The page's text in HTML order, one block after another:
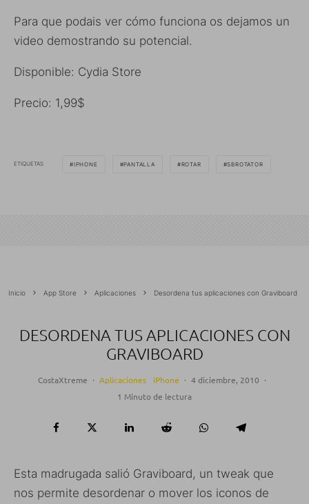
Para que podais ver cómo funciona os dejamos un
video demostrando su potencial.
Disponible: Cydia Store
Precio: 1,99$
ETIQUETAS IPHONE PANTALLA ROTAR SBROTATOR
Inicio App Store Aplicaciones Desordena tus aplicaciones con Graviboard
DESORDENA TUS APLICACIONES CON
GRAVIBOARD
CostaXtreme · Aplicaciones iPhone · 4 diciembre, 2010 ·
1 Minuto de lectura
Esta madrugada salió Graviboard, un tweak que
nos permite desordenar o mover los iconos de